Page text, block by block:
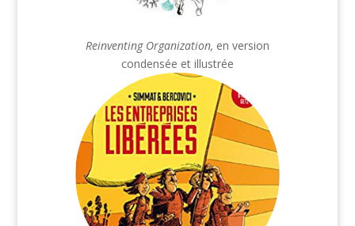
Reinventing Organization, en version
condensée et illustrée